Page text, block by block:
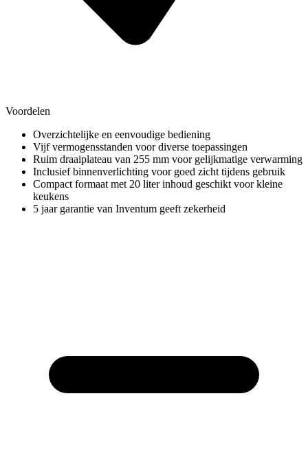
Voordelen
Overzichtelijke en eenvoudige bediening
Vijf vermogensstanden voor diverse toepassingen
Ruim draaiplateau van 255 mm voor gelijkmatige verwarming
Inclusief binnenverlichting voor goed zicht tijdens gebruik
Compact formaat met 20 liter inhoud geschikt voor kleine
keukens
5 jaar garantie van Inventum geeft zekerheid